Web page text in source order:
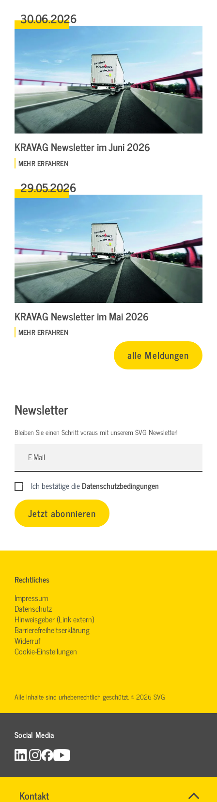
Kontakt
Name*
30.06.2026
KRAVAG Newsletter im Juni 2026
MEHR ERFAHREN
29.05.2026
KRAVAG Newsletter im Mai 2026
MEHR ERFAHREN
alle Meldungen
Newsletter
Bleiben Sie einen Schritt voraus mit unserem SVG Newsletter!
Ich bestätige dieDatenschutzbedingungen
Jetzt abonnieren
Rechtliches
Impressum
Datenschutz
Hinweisgeber (Link extern)
Barrierefreiheitserklärung
Widerruf
Cookie-Einstellungen
Social Media
Alle Inhalte sind urheberrechtlich geschützt. © 2026 SVG